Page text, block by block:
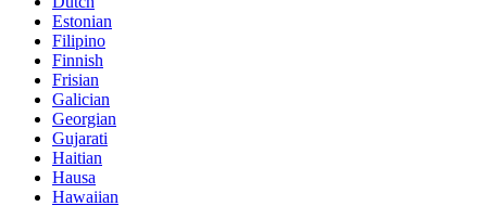
Estonian
Filipino
Finnish
Frisian
Galician
Georgian
Gujarati
Haitian
Hausa
Hawaiian